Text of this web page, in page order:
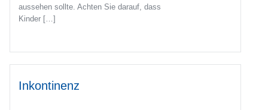
aussehen sollte. Achten Sie darauf, dass
Kinder […]
Inkontinenz